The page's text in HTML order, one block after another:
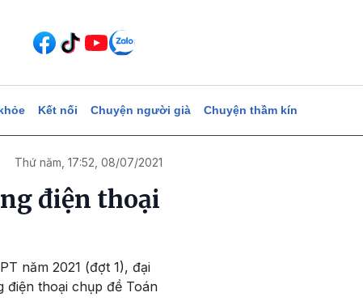
Kết nối Chuyện người già Chuyện thầm kín
Thứ năm, 17:52, 08/07/2021
điện thoại
năm 2021 (đợt 1), đại
điện thoại chụp đề Toán